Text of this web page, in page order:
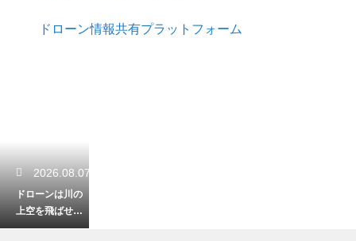
ドローン情報共有プラットフォーム
2026.08.07
ドローンは川の
上空を飛ばせる
のか？飛行ルー